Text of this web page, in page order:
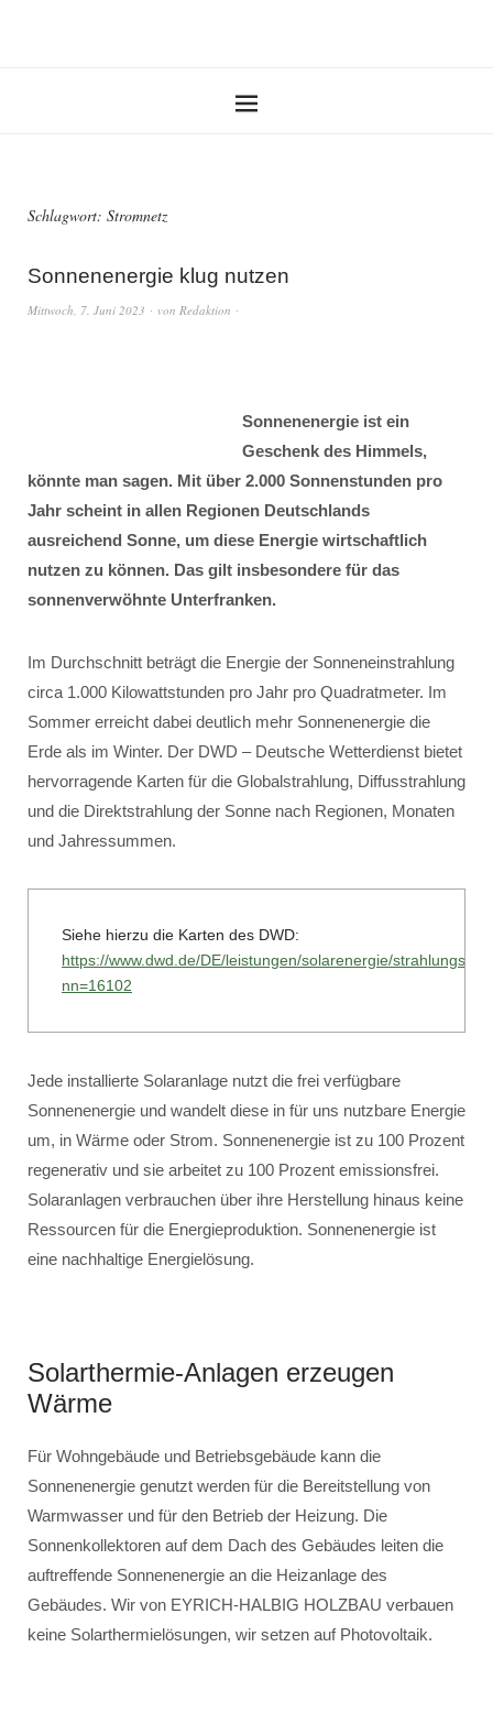
Schlagwort: Stromnetz
Sonnenenergie klug nutzen
Mittwoch, 7. Juni 2023 von Redaktion
Sonnenenergie ist ein
Geschenk des Himmels,
könnte man sagen. Mit über 2.000 Sonnenstunden pro
Jahr scheint in allen Regionen Deutschlands
ausreichend Sonne, um diese Energie wirtschaftlich
nutzen zu können. Das gilt insbesondere für das
sonnenverwöhnte Unterfranken.
Im Durchschnitt beträgt die Energie der Sonneneinstrahlung
circa 1.000 Kilowattstunden pro Jahr pro Quadratmeter. Im
Sommer erreicht dabei deutlich mehr Sonnenenergie die
Erde als im Winter. Der DWD – Deutsche Wetterdienst bietet
hervorragende Karten für die Globalstrahlung, Diffusstrahlung
und die Direktstrahlung der Sonne nach Regionen, Monaten
und Jahressummen.
Siehe hierzu die Karten des DWD:
https://www.dwd.de/DE/leistungen/solarenergie/
nn=16102
Jede installierte Solaranlage nutzt die frei verfügbare
Sonnenenergie und wandelt diese in für uns nutzbare Energie
um, in Wärme oder Strom. Sonnenenergie ist zu 100 Prozent
regenerativ und sie arbeitet zu 100 Prozent emissionsfrei.
Solaranlagen verbrauchen über ihre Herstellung hinaus keine
Ressourcen für die Energieproduktion. Sonnenenergie ist
eine nachhaltige Energielösung.
Solarthermie-Anlagen erzeugen
Wärme
Für Wohngebäude und Betriebsgebäude kann die
Sonnenenergie genutzt werden für die Bereitstellung von
Warmwasser und für den Betrieb der Heizung. Die
Sonnenkollektoren auf dem Dach des Gebäudes leiten die
auftreffende Sonnenenergie an die Heizanlage des
Gebäudes. Wir von EYRICH-HALBIG HOLZBAU verbauen
keine Solarthermielösungen, wir setzen auf Photovoltaik.